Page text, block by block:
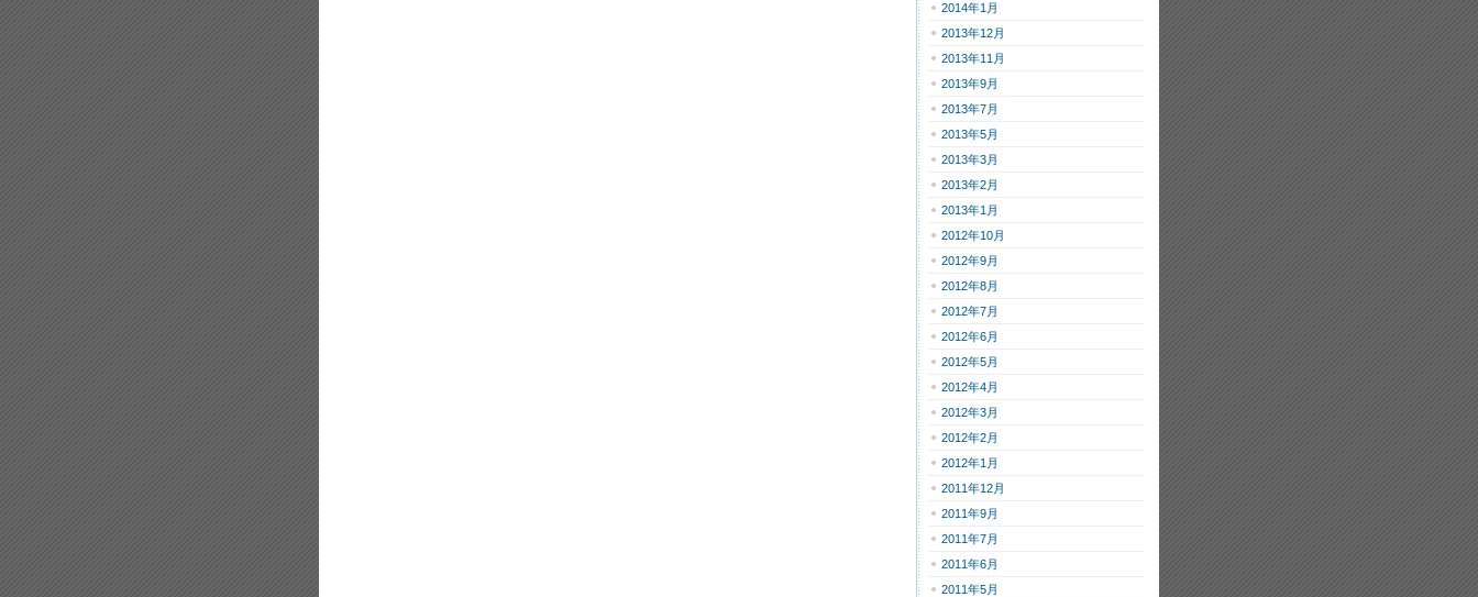
2014年1月
2013年12月
2013年11月
2013年9月
2013年7月
2013年5月
2013年3月
2013年2月
2013年1月
2012年10月
2012年9月
2012年8月
2012年7月
2012年6月
2012年5月
2012年4月
2012年3月
2012年2月
2012年1月
2011年12月
2011年9月
2011年7月
2011年6月
2011年5月